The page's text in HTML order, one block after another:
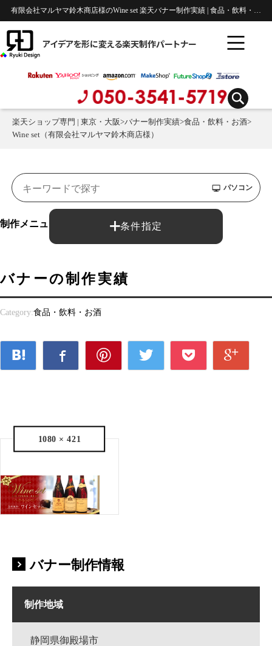
有限会社マルヤマ鈴木商店様のWine set 楽天バナー制作実績 | 食品・飲料・お酒
アイデアを形に変える楽天制作パートナー
楽天ショップ専門 | 東京・大阪>バナー制作実績>食品・飲料・お酒>
Wine set（有限会社マルヤマ鈴木商店様）
条件指定
パソコン
制作メニュー： バナー制作
バナーの制作実績
Category:食品・飲料・お酒
1080 × 421
バナー制作情報
制作地域
静岡県御殿場市